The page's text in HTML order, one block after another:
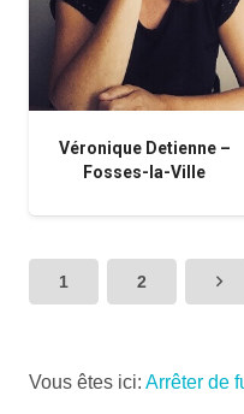
Véronique Detienne –
Fosses-la-Ville
1 2
Vous êtes ici: Arrêter de